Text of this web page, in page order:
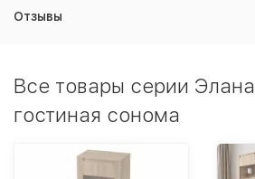
Отзывы
Все товары серии Элана
гостиная сонома